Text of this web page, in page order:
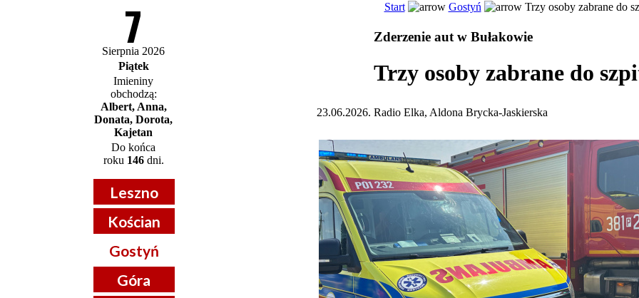
7
Sierpnia 2026
Piątek
Imieniny
obchodzą:
Albert, Anna,
Donata, Dorota,
Kajetan
Do końca
roku 146dni.
Leszno
Kościan
Gostyń
Góra
Start Gostyń Trzy osoby zabrane do
Zderzenie aut w Bułakowie
Trzy osoby zabrane do
23.06.2026. Radio Elka, Aldona Brycka-Jaskierska